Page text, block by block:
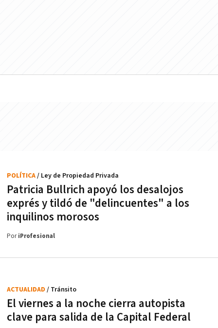
Patricia Bullrich apoyó los desalojos
exprés y tildó de "delincuentes" a los
inquilinos morosos
POLÍTICA/ Ley de Propiedad Privada
PoriProfesional
El viernes a la noche cierra autopista
clave para salida de la Capital Federal
ACTUALIDAD / Tránsito